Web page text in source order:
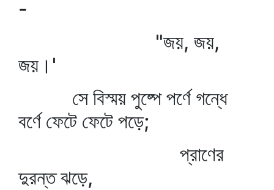
-
"জয়, জয়,
জয়।'
সে বিস্ময় পুষ্পে পর্ণে গন্ধে
বর্ণে ফেটে ফেটে পড়ে;
প্রাণের
দুরন্ত ঝড়ে,